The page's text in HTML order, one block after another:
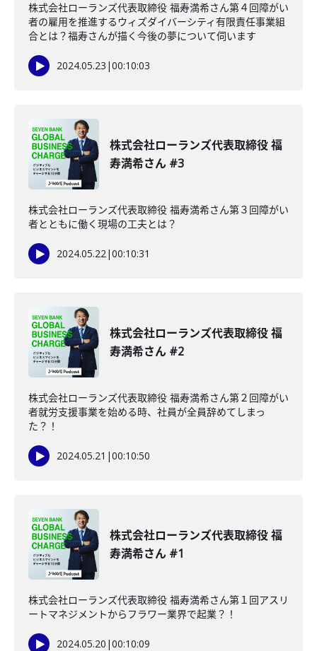
株式会社ローランズ代表取締役 福寿満希さん第４回障がい
者の雇用を推進するウィズダイバーシティ有限責任事業組
合とは？福寿さんが描く今後の夢について伺います
2024.05.23 |00:10:03
株式会社ローランズ代表取締役 福
寿満希さん #3
株式会社ローランズ代表取締役 福寿満希さん第３回障がい
者とともに働く現場の工夫とは？
2024.05.22|00:10:31
株式会社ローランズ代表取締役 福
寿満希さん #2
株式会社ローランズ代表取締役 福寿満希さん第２回障がい
者就労支援事業を始める時、社員が全員辞めてしまっ
た？！
2024.05.21 |00:10:50
株式会社ローランズ代表取締役 福
寿満希さん #1
株式会社ローランズ代表取締役 福寿満希さん第１回アスリ
ートマネジメントからフラワー業界で起業？！
2024.05.20 |00:10:09